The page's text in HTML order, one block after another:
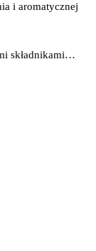
i aromatycznej
składnikami…